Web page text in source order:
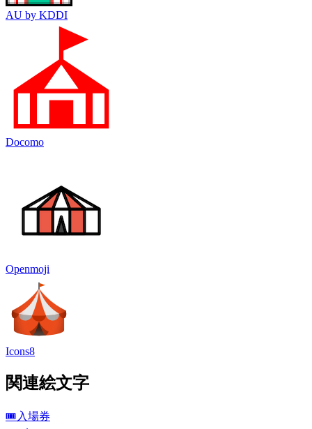
AU by KDDI
Docomo
Openmoji
Icons8
関連絵文字
🎟️ 入場券